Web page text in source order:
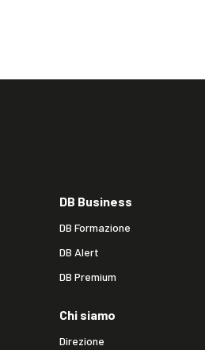
DB Business
DB Formazione
DB Alert
DB Premium
Chi siamo
Direzione